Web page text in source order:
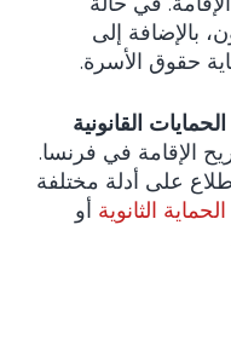
بالإضافة إلى
حقوق الأسرة.
الحمايات القانونية
الإقامة في فرنسا.
على أدلة مختلفة
الحماية الثانوية أو